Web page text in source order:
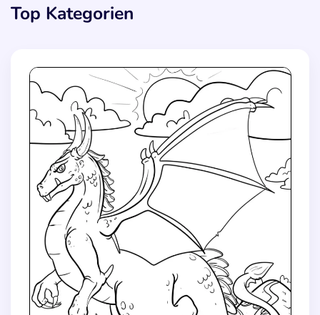
Top Kategorien